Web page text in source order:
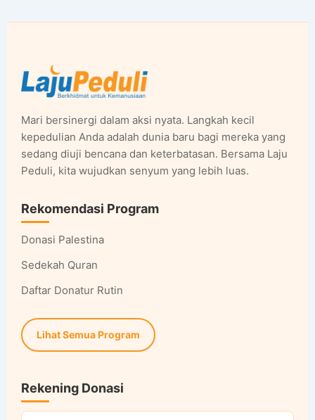
Mari bersinergi dalam aksi nyata. Langkah kecil
kepedulian Anda adalah dunia baru bagi mereka yang
sedang diuji bencana dan keterbatasan. Bersama Laju
Peduli, kita wujudkan senyum yang lebih luas.
Rekomendasi Program
Donasi Palestina
Sedekah Quran
Daftar Donatur Rutin
Lihat Semua Program
Rekening Donasi